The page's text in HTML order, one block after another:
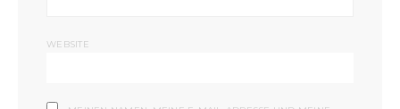
WEBSITE